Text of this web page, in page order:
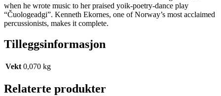
when he wrote music to her praised yoik-poetry-dance play
“Čuologeadgi”. Kenneth Ekornes, one of Norway’s most acclaimed
percussionists, makes it complete.
Tilleggsinformasjon
Vekt 0,070 kg
Relaterte produkter